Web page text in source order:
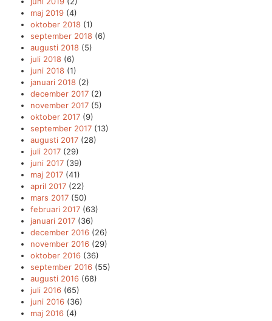
maj 2019 (4)
oktober 2018 (1)
september 2018 (6)
augusti 2018 (5)
juli 2018 (6)
juni 2018 (1)
januari 2018 (2)
december 2017 (2)
november 2017 (5)
oktober 2017 (9)
september 2017 (13)
augusti 2017 (28)
juli 2017 (29)
juni 2017 (39)
maj 2017 (41)
april 2017 (22)
mars 2017 (50)
februari 2017 (63)
januari 2017 (36)
december 2016 (26)
november 2016 (29)
oktober 2016 (36)
september 2016 (55)
augusti 2016 (68)
juli 2016 (65)
juni 2016 (36)
maj 2016 (4)